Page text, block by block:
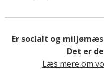
Er socialt og
Det er
Læs mere om